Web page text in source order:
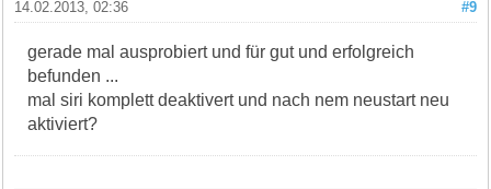
#9
14.02.2013, 02:36
gerade mal ausprobiert und für gut und erfolgreich
befunden ...
mal siri komplett deaktivert und nach nem neustart neu
aktiviert?